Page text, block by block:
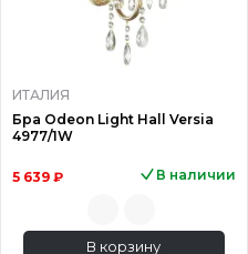
ИТАЛИЯ
Бра Odeon Light Hall Versia
4977/1W
5 639 ₽ В наличии
В корзину